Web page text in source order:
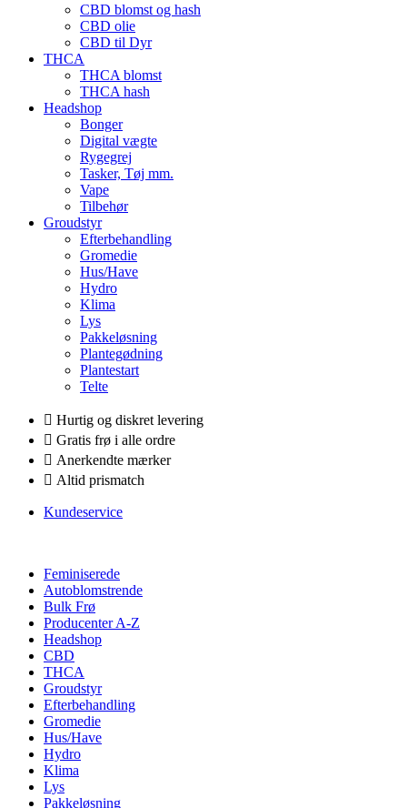
CBD blomst og hash
CBD olie
CBD til Dyr
THCA
THCA blomst
THCA hash
Headshop
Bonger
Digital vægte
Rygegrej
Tasker, Tøj mm.
Vape
Tilbehør
Groudstyr
Efterbehandling
Gromedie
Hus/Have
Hydro
Klima
Lys
Pakkeløsning
Plantegødning
Plantestart
Telte
Hurtig og diskret levering
Gratis frø i alle ordre
Anerkendte mærker
Altid prismatch
Kundeservice
Feminiserede
Autoblomstrende
Bulk Frø
Producenter A-Z
Headshop
CBD
THCA
Groudstyr
Efterbehandling
Gromedie
Hus/Have
Hydro
Klima
Lys
Pakkeløsning